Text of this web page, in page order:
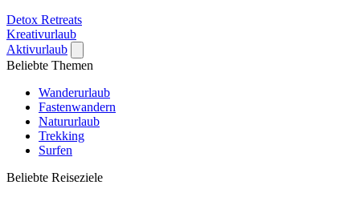
Detox Retreats
Kreativurlaub
Aktivurlaub
Beliebte Themen
Wanderurlaub
Fastenwandern
Natururlaub
Trekking
Surfen
Beliebte Reiseziele